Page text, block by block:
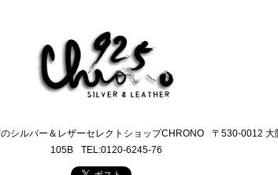
シルバー＆レザーセレクトショップCHRONO
〒530-0012 大
105B
TEL:0120-6245-76